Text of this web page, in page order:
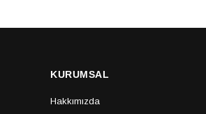
KURUMSAL
Hakkımızda